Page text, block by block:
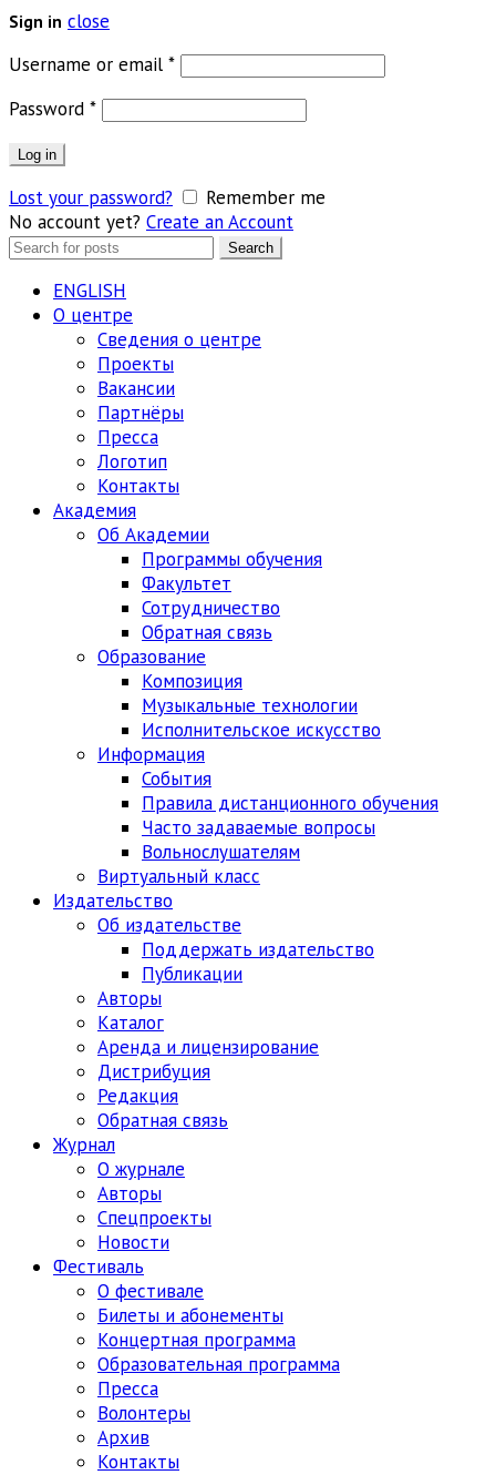
Sign in close
Username or email *Обязательно
Password *Обязательно
Log in
Lost your password?
Remember me
No account yet? Create an Account
Search
Search
ENGLISH
О центре
Сведения о центре
Проекты
Вакансии
Партнёры
Пресса
Логотип
Контакты
Академия
Об Академии
Программы обучения
Факультет
Сотрудничество
Обратная связь
Образование
Композиция
Музыкальные технологии
Исполнительское искусство
Информация
События
Правила дистанционного обучения
Часто задаваемые вопросы
Вольнослушателям
Виртуальный класс
Издательство
Об издательстве
Поддержать издательство
Публикации
Авторы
Каталог
Аренда и лицензирование
Дистрибуция
Редакция
Обратная связь
Журнал
О журнале
Авторы
Спецпроекты
Новости
Фестиваль
О фестивале
Билеты и абонементы
Концертная программа
Образовательная программа
Пресса
Волонтеры
Архив
Контакты